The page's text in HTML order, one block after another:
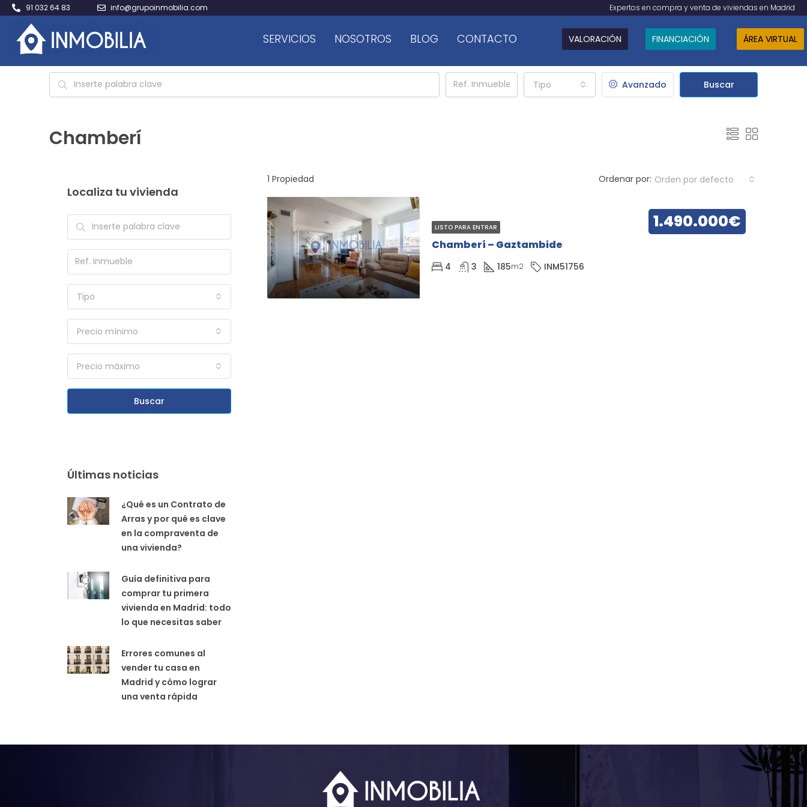
91 032 64 83 info@grupoinmobilia.com Expertos en compra y venta de viviendas en Madrid
SERVICIOS NOSOTROS BLOG CONTACTO VALORACIÓN FINANCIACIÓN ÁREA VIRTUAL
Tipo Avanzado Buscar
Chamberí
1 Propiedad Ordenar por: Orden por defecto
LISTO PARA ENTRAR
Chamberí – Gaztambide
1.490.000€
4 3 185m2 INM51756
Localiza tu vivienda
Tipo
Precio mínimo
Precio máximo
Buscar
Últimas noticias
¿Qué es un Contrato de
Arras y por qué es clave
en la compraventa de
una vivienda?
Guía definitiva para
comprar tu primera
vivienda en Madrid: todo
lo que necesitas saber
Errores comunes al
vender tu casa en
Madrid y cómo lograr
una venta rápida